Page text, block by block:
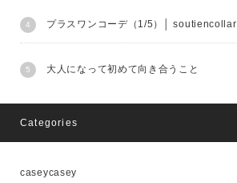
プラスワンコーデ（1/5）│ soutiencollar
大人になって初めて向き合うこと
Categories
caseycasey